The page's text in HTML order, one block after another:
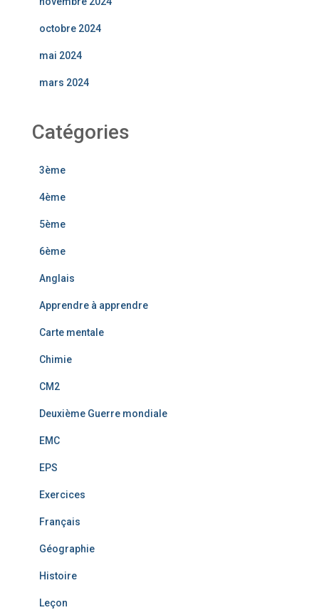
octobre 2024
mai 2024
mars 2024
Catégories
3ème
4ème
5ème
6ème
Anglais
Apprendre à apprendre
Carte mentale
Chimie
CM2
Deuxième Guerre mondiale
EMC
EPS
Exercices
Français
Géographie
Histoire
Leçon